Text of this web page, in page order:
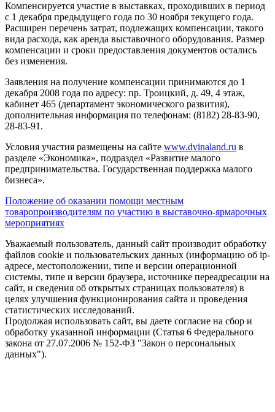
Компенсируется участие в выставках, проходивших в период
с 1 декабря предыдущего года по 30 ноября текущего года.
Расширен перечень затрат, подлежащих компенсации, такого
вида расхода, как аренда выставочного оборудования. Размер
компенсации и сроки предоставления документов остались
без изменения.
Заявления на получение компенсации принимаются до 1
декабря 2008 года по адресу: пр. Троицкий, д. 49, 4 этаж,
кабинет 465 (департамент экономического развития),
дополнительная информация по телефонам: (8182) 28-83-90,
28-83-91.
Условия участия размещены на сайте www.dvinaland.ru в
разделе «Экономика», подраздел «Развитие малого
предпринимательства. Государственная поддержка малого
бизнеса».
Положение об оказании помощи местным
товаропроизводителям по участию в выставочно-ярмарочных
мероприятиях
Уважаемый пользователь, данный сайт производит обработку
файлов cookie и пользовательских данных (информацию об ip-
адресе, местоположении, типе и версии операционной
системы, типе и версии браузера, источнике переадресации на
сайт, и сведения об открытых страницах пользователя) в
целях улучшения функционирования сайта и проведения
статистических исследований.
Продолжая использовать сайт, вы даете согласие на сбор и
обработку указанной информации (Статья 6 Федерального
закона от 27.07.2006 № 152-ФЗ "Закон о персональных
данных").